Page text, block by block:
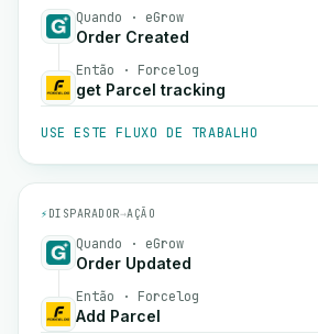
Quando · eGrow
Order Created
Então · Forcelog
get Parcel tracking
USE ESTE FLUXO DE TRABALHO
⚡ DISPARADOR→AÇÃO
Quando · eGrow
Order Updated
Então · Forcelog
Add Parcel